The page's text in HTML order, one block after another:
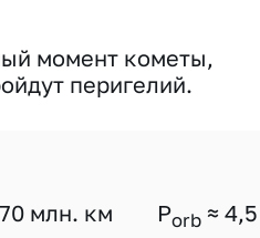
момент кометы,
перигелий.
млн. км Porb ≈ 4,5